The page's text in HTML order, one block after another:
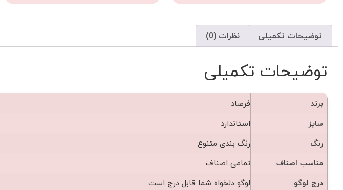
توضیحات تکمیلی نظرات (0)
توضیحات تکمیلی
برند
فرصاد
سایز
استاندارد
رنگ
رنگ بندی متنوع
مناسب اصناف
تمامی اصناف
درج لوگو
لوگو دلخواه شما قابل درج است